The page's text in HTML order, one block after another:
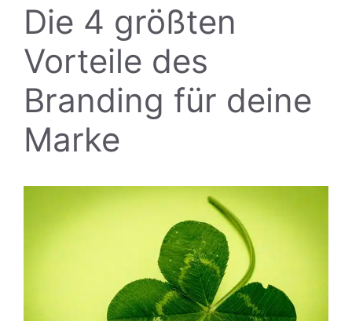
Die 4 größten
Vorteile des
Branding für deine
Marke